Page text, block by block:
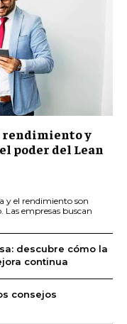
rendimiento y
poder del Lean
y el rendimiento son
Las empresas buscan
descubre cómo la
continua
consejos